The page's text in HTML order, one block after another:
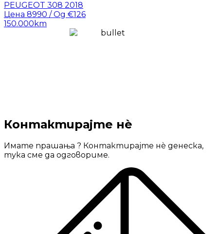
PEUGEOT 308 2018
Цена 8990 / Од €126
150.000km
Контактирајте нѐ
Имате прашања ? Контактирајте нѐ денеска,
тука сме да одговориме.